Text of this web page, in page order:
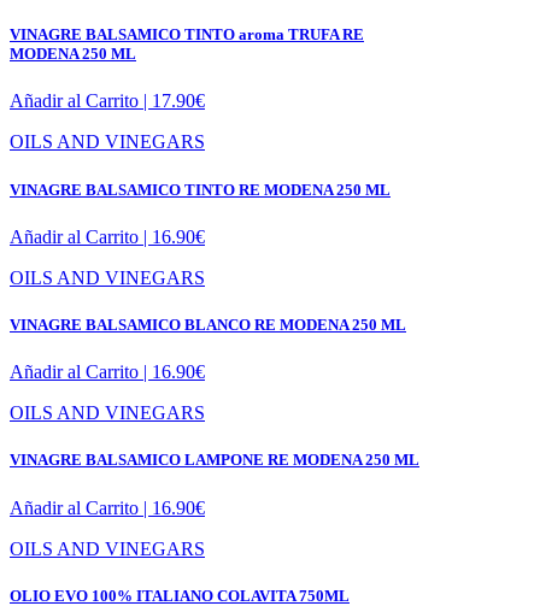
VINAGRE BALSAMICO TINTO aroma TRUFA RE
MODENA 250 ML
Añadir al Carrito | 17.90€
OILS AND VINEGARS
VINAGRE BALSAMICO TINTO RE MODENA 250 ML
Añadir al Carrito | 16.90€
OILS AND VINEGARS
VINAGRE BALSAMICO BLANCO RE MODENA 250 ML
Añadir al Carrito | 16.90€
OILS AND VINEGARS
VINAGRE BALSAMICO LAMPONE RE MODENA 250 ML
Añadir al Carrito | 16.90€
OILS AND VINEGARS
OLIO EVO 100% ITALIANO COLAVITA 750ML